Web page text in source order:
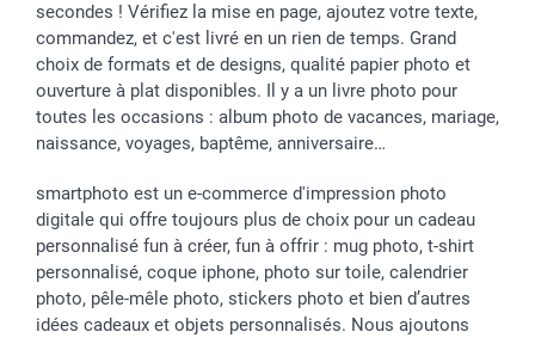
secondes ! Vérifiez la mise en page, ajoutez votre texte,
commandez, et c'est livré en un rien de temps. Grand
choix de formats et de designs, qualité papier photo et
ouverture à plat disponibles. Il y a un livre photo pour
toutes les occasions : album photo de vacances, mariage,
naissance, voyages, baptême, anniversaire…
smartphoto est un e-commerce d'impression photo
digitale qui offre toujours plus de choix pour un cadeau
personnalisé fun à créer, fun à offrir : mug photo, t-shirt
personnalisé, coque iphone, photo sur toile, calendrier
photo, pêle-mêle photo, stickers photo et bien d’autres
idées cadeaux et objets personnalisés. Nous ajoutons